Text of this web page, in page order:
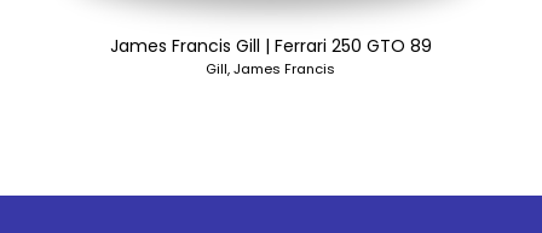
James Francis Gill | Ferrari 250 GTO 89
Gill, James Francis